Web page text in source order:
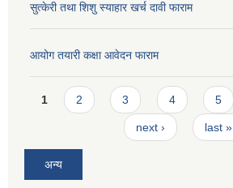
सुत्केरी तथा शिशु स्याहार खर्च दावी फाराम
आयोग तयारी कक्षा आवेदन फाराम
Pages
1 2 3 4 5
next › last »
अन्य